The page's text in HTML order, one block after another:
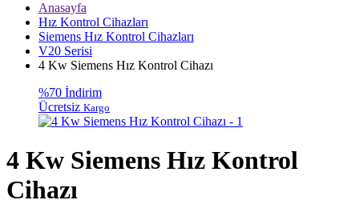
Anasayfa
Hız Kontrol Cihazları
Siemens Hız Kontrol Cihazları
V20 Serisi
4 Kw Siemens Hız Kontrol Cihazı
%70 İndirim
Ücretsiz Kargo
4 Kw Siemens Hız Kontrol
Cihazı